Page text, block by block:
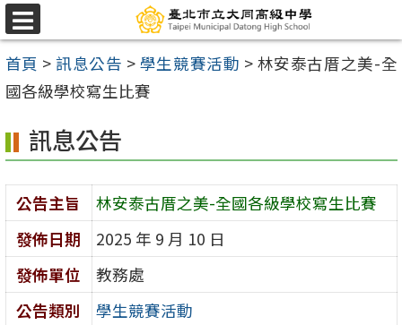
跳
至
主
要
容
區
選
單
首頁 > 訊息公告 > 學生競賽活動 > 林安泰古厝之美-全
國各級學校寫生比賽
訊息公告
公告主旨
林安泰古厝之美-全國各級學校寫生比賽
發佈日期
2025 年 9 月 10 日
發佈單位
教務處
公告類別
學生競賽活動